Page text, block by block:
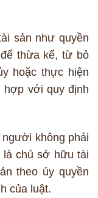
sản như quyền
thừa kế, từ bỏ
hoặc thực hiện
hợp với quy định
không phải
chủ sở hữu tài
theo ủy quyền
của luật.